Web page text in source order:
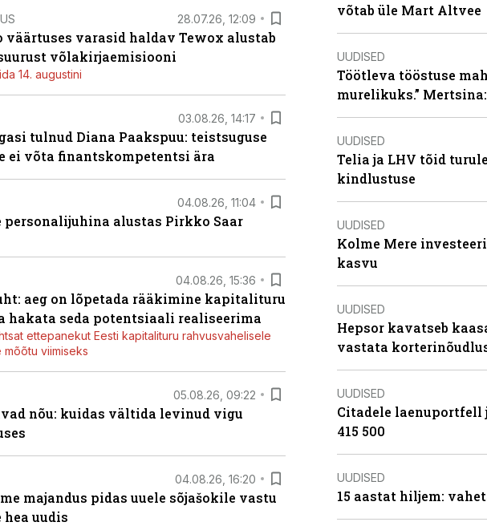
28.07.26, 12:09
väärtuses varasid haldav Tewox alustab
võlakirjaemisiooni
14. augustini
03.08.26, 14:17
tulnud Diana Paakspuu: teistsuguse
ei võta finantskompetentsi ära
04.08.26, 11:04
personalijuhina alustas Pirkko Saar
04.08.26, 15:36
aeg on lõpetada rääkimine kapitalituru
hakata seda potentsiaali realiseerima
ettepanekut Eesti kapitalituru rahvusvahelisele
viimiseks
05.08.26, 09:22
nõu: kuidas vältida levinud vigu
04.08.26, 16:20
majandus pidas uuele sõjašokile vastu
hea uudis
võtab üle Mart Altvee
UUDISED
Töötleva tööstuse
murelikuks.”
UUDISED
Telia ja LHV tõid
kindlustuse
UUDISED
Kolme Mere
kasvu
UUDISED
Hepsor kavatseb
vastata
UUDISED
Citadele laenuportfell
415 500
UUDISED
15 aastat hiljem: